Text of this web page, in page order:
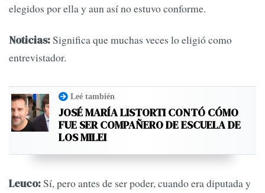
elegidos por ella y aun así no estuvo conforme.
Noticias:Significa que muchas veces lo eligió como
entrevistador.
Leé también
JOSÉ MARÍA LISTORTI CONTÓ CÓMO
FUE SER COMPAÑERO DE ESCUELA DE
LOS MILEI
Leuco:Sí, pero antes de ser poder, cuando era diputada y